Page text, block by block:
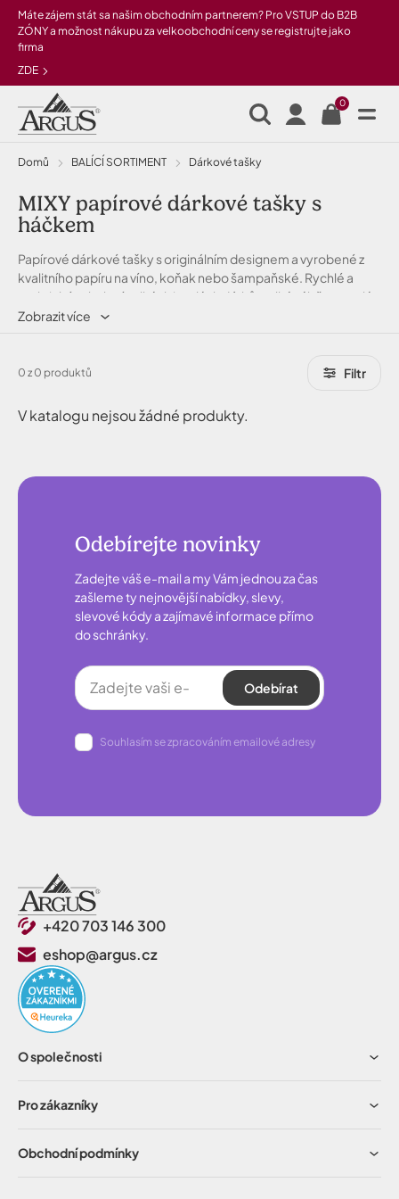
Přeskočit na hlavní obsah
Máte zájem stát sa našim obchodním partnerem? Pro VSTUP do B2B
ZÓNY a možnost nákupu za velkoobchodní ceny se registrujte jako
firma
ZDE
0
Domů BALÍCÍ SORTIMENT Dárkové tašky
MIXY papírové dárkové tašky s
háčkem
Papírové dárkové tašky s originálním designem a vyrobené z
kvalitního papíru na víno, koňak nebo šampaňské. Rychlé a
praktické zabalení velkých i malých dárků, velký výběr po celý
rok i na Vánoce. ZBOŽÍ V TÉTO KATEGORII DOSTUPNÉ POUZE
Zobrazit více
0 z 0 produktů Filtr
V katalogu nejsou žádné produkty.
Odebírejte novinky
Zadejte váš e-mail a my Vám jednou za čas
zašleme ty nejnovější nabídky, slevy,
slevové kódy a zajímavé informace přímo
do schránky.
Odebírat
Souhlasím se zpracováním emailové adresy
+420 703 146 300
eshop@argus.cz
O společnosti
Pro zákazníky
Obchodní podmínky